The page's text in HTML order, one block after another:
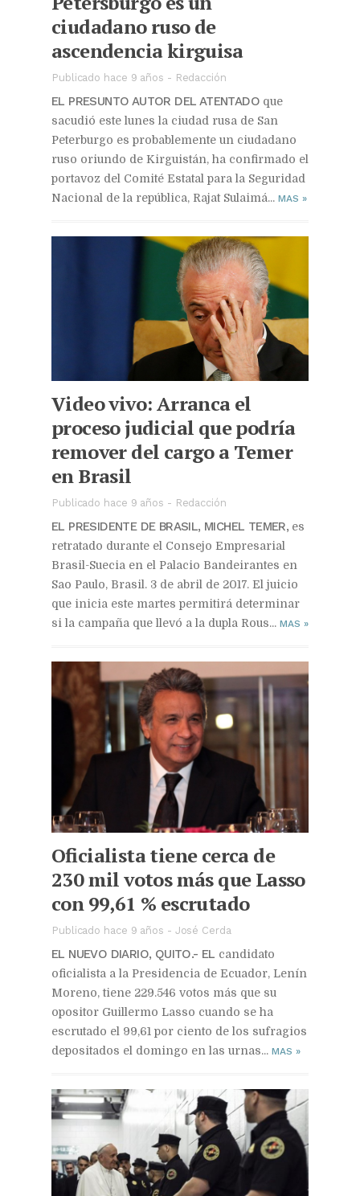
ciudadano ruso de
ascendencia kirguisa
Publicado hace 9 años - Redacción
EL PRESUNTO AUTOR DEL ATENTADO que
sacudió este lunes la ciudad rusa de San
Peterburgo es probablemente un ciudadano
ruso oriundo de Kirguistán, ha confirmado el
portavoz del Comité Estatal para la Seguridad
Nacional de la república, Rajat Sulaimá... MAS »
Video vivo: Arranca el
proceso judicial que podría
remover del cargo a Temer
en Brasil
Publicado hace 9 años - Redacción
EL PRESIDENTE DE BRASIL, MICHEL TEMER, es
retratado durante el Consejo Empresarial
Brasil-Suecia en el Palacio Bandeirantes en
Sao Paulo, Brasil. 3 de abril de 2017. El juicio
que inicia este martes permitirá determinar
si la campaña que llevó a la dupla Rous... MAS »
Oficialista tiene cerca de
230 mil votos más que Lasso
con 99,61 % escrutado
Publicado hace 9 años - José Cerda
EL NUEVO DIARIO, QUITO.- EL candidato
oficialista a la Presidencia de Ecuador, Lenín
Moreno, tiene 229.546 votos más que su
opositor Guillermo Lasso cuando se ha
escrutado el 99,61 por ciento de los sufragios
depositados el domingo en las urnas... MAS »